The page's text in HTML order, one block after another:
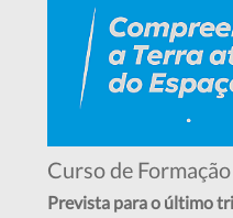
Curso de Formação
Prevista para o último